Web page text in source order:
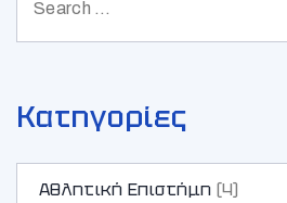
Κατηγορίες
Αθλητική Επιστήμη (4)